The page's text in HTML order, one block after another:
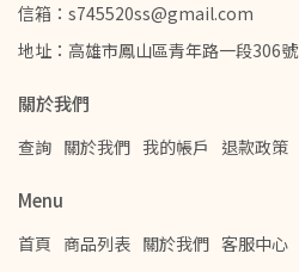
信箱：s745520ss@gmail.com
地址：高雄市鳳山區青年路一段306號
關於我們
查詢 關於我們 我的帳戶 退款政策
Menu
首頁 商品列表 關於我們 客服中心